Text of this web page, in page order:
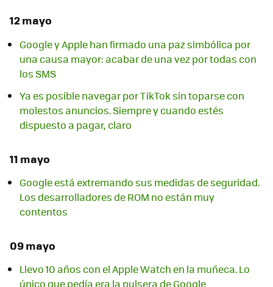
12 mayo
Google y Apple han firmado una paz simbólica por
una causa mayor: acabar de una vez por todas con
los SMS
Ya es posible navegar por TikTok sin toparse con
molestos anuncios. Siempre y cuando estés
dispuesto a pagar, claro
11 mayo
Google está extremando sus medidas de seguridad.
Los desarrolladores de ROM no están muy
contentos
09 mayo
Llevo 10 años con el Apple Watch en la muñeca. Lo
único que pedía era la pulsera de Google